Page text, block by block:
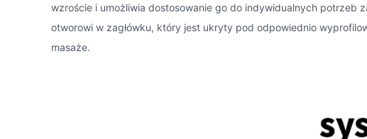
wzroście i umożliwia dostosowanie go do indywidualnych potrzeb
otworowi w zagłówku, który jest ukryty pod odpowiednio
masaże.